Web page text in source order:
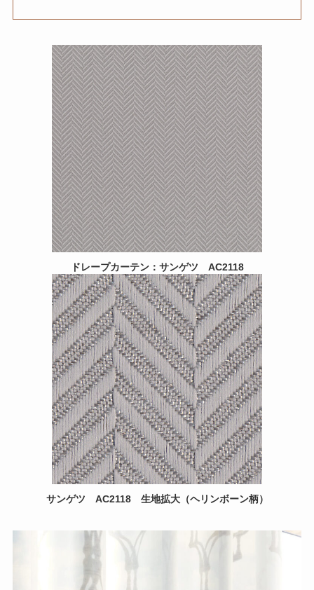
ドレープカーテン：サンゲツ AC2118
サンゲツ AC2118 生地拡大（ヘリンボーン柄）